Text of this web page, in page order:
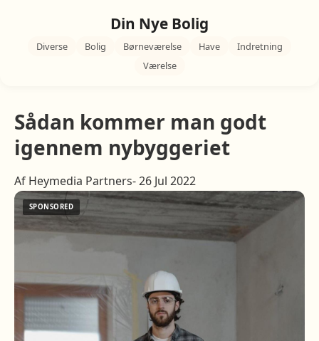
Din Nye Bolig
Diverse Bolig Børneværelse Have
Indretning
Værelse
Sådan kommer man godt
igennem nybyggeriet
Af Heymedia Partners- 26 Jul 2022